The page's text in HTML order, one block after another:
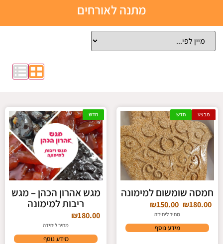
תבניות
אפייה
סיליקון
מתנה לאורחים
מבצע חדש
חמסה שומשום למימונה
₪180.00
₪150.00
מחיר ליחידה
מידע נוסף
חדש
מגש אהרון הכהן – מגש
ריבות למימונה
₪180.00
מחיר ליחידה
מידע נוסף